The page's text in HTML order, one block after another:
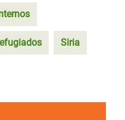
Siria